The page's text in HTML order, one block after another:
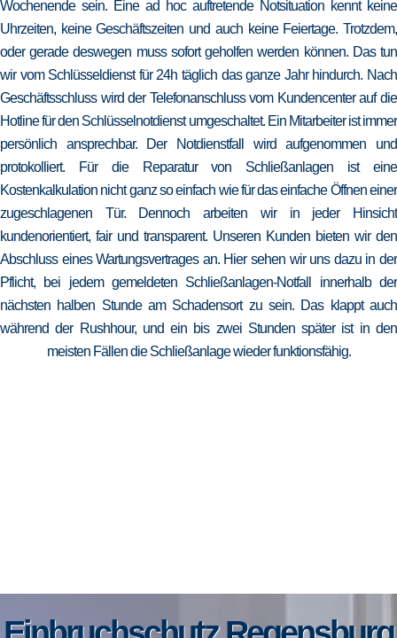
Wochenende sein. Eine ad hoc auftretende Notsituation kennt keine
Uhrzeiten, keine Geschäftszeiten und auch keine Feiertage. Trotzdem,
oder gerade deswegen muss sofort geholfen werden können. Das tun
wir vom Schlüsseldienst für 24h täglich das ganze Jahr hindurch. Nach
Geschäftsschluss wird der Telefonanschluss vom Kundencenter auf die
Hotline für den Schlüsselnotdienst umgeschaltet. Ein Mitarbeiter ist immer
persönlich ansprechbar. Der Notdienstfall wird aufgenommen und
protokolliert. Für die Reparatur von Schließanlagen ist eine
Kostenkalkulation nicht ganz so einfach wie für das einfache Öffnen einer
zugeschlagenen Tür. Dennoch arbeiten wir in jeder Hinsicht
kundenorientiert, fair und transparent. Unseren Kunden bieten wir den
Abschluss eines Wartungsvertrages an. Hier sehen wir uns dazu in der
Pflicht, bei jedem gemeldeten Schließanlagen-Notfall innerhalb der
nächsten halben Stunde am Schadensort zu sein. Das klappt auch
während der Rushhour, und ein bis zwei Stunden später ist in den
meisten Fällen die Schließanlage wieder funktionsfähig.